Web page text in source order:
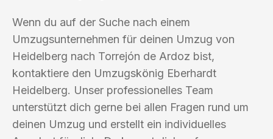
Wenn du auf der Suche nach einem
Umzugsunternehmen für deinen Umzug von
Heidelberg nach Torrejón de Ardoz bist,
kontaktiere den Umzugskönig Eberhardt
Heidelberg. Unser professionelles Team
unterstützt dich gerne bei allen Fragen rund um
deinen Umzug und erstellt ein individuelles